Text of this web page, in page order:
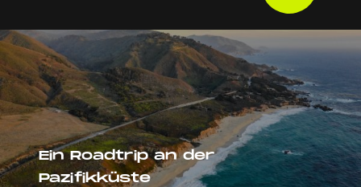
Ein Roadtrip an der
Pazifikküste